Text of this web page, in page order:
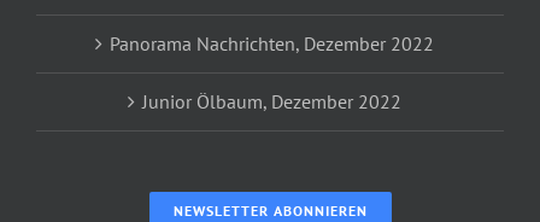
Panorama Nachrichten, Dezember 2022
Junior Ölbaum, Dezember 2022
NEWSLETTER ABONNIEREN